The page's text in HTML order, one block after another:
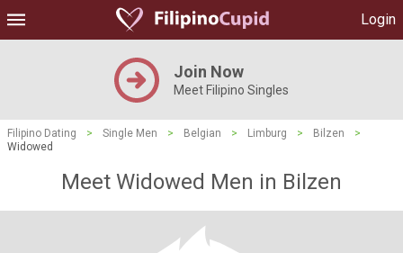
Login
Join Now
Meet Filipino Singles
Filipino Dating > Single Men > Belgian > Limburg > Bilzen
>
Widowed
Meet Widowed Men in Bilzen